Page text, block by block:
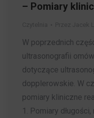
– Pomiary
W poprzednich
ultrasonografii
dotyczące
dopplerowskie. W
pomiary kliniczne
1. Pomiary